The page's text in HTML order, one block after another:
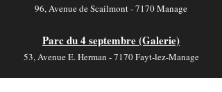
96, Avenue de Scailmont - 7170 Manage
Parc du 4 septembre (Galerie)
53, Avenue E. Herman - 7170 Fayt-lez-Manage